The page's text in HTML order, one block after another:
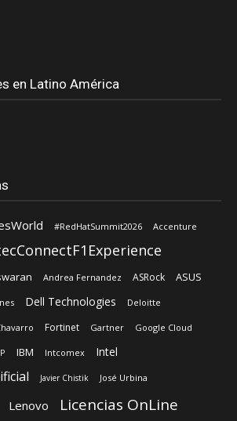
en Latino América
#RedHatSummit2026 Accenture
Andrea Fernandez ASRock ASUS
Dell Technologies Deloitte
Fortinet Gartner Google Cloud
IBM Intcomex Intel
Javier Chistik José Urbina
Lenovo Licencias OnLine